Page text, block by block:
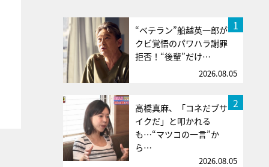
1
“ベテラン”船越英一郎が
クビ覚悟のパワハラ謝罪
拒否！“後輩”だけ…
2026.08.05
2
高橋真麻、「コネだブサ
イクだ」と叩かれる
も…“マツコの一言”か
ら…
2026.08.05